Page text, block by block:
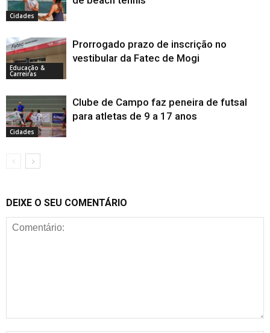
Cidades
Educação &
Carreiras
Prorrogado prazo de inscrição no
vestibular da Fatec de Mogi
Cidades
Clube de Campo faz peneira de futsal
para atletas de 9 a 17 anos
DEIXE O SEU COMENTÁRIO